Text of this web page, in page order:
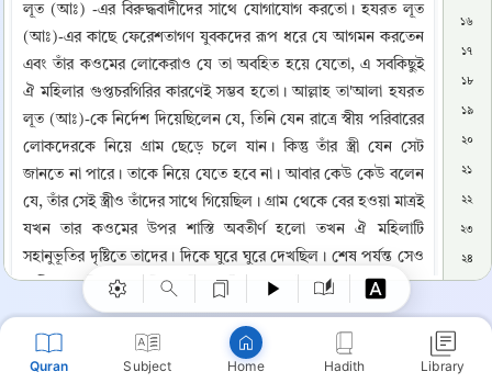
Quran Subject Home Hadith Library
লূত (আঃ) -এর বিরুদ্ধবাদীদের সাথে যোগাযোগ করতো। হযরত লূত
(আঃ)-এর কাছে ফেরেশতাগণ যুবকদের রূপ ধরে যে আগমন করতেন
এবং তাঁর কওমের লোকেরাও যে তা অবহিত হয়ে যেতো, এ সবকিছুই
ঐ মহিলার গুপ্তচরগিরির কারণেই সম্ভব হতো। আল্লাহ তা'আলা হযরত
লূত (আঃ)-কে নির্দেশ দিয়েছিলেন যে, তিনি যেন রাত্রে স্বীয় পরিবারের
লোকদেরকে নিয়ে গ্রাম ছেড়ে চলে যান। কিন্তু তাঁর স্ত্রী যেন সেট
জানতে না পারে। তাকে নিয়ে যেতে হবে না। আবার কেউ কেউ বলেন
যে, তাঁর সেই স্ত্রীও তাঁদের সাথে গিয়েছিল। গ্রাম থেকে বের হওয়া মাত্রই
যখন তার কওমের উপর শাস্তি অবতীর্ণ হলো তখন ঐ মহিলাটি
সহানুভূতির দৃষ্টিতে তাদের। দিকে ঘুরে ঘুরে দেখছিল। শেষ পর্যন্ত সেও
শাস্তিতে জড়িয়ে পড়েছিল। কিন্তু সঠিক কথা এই যে, সে গ্রাম থেকে
বের হয়নি এবং হযরত লূত (আঃ) তাকে গ্রাম হতে বের হওয়ার সংবাদই
দেননি। বরং সে কওমের সাথেই রয়ে গিয়েছিল। এ জন্যেই আল্লাহ
পাক বলেনঃ (আরবী) অর্থাৎ আবার (আরবী) ও বলা হয়েছে এবং
১৬
১৭
১৮
১৯
২০
২১
২২
২৩
২৪
২৬
Copy